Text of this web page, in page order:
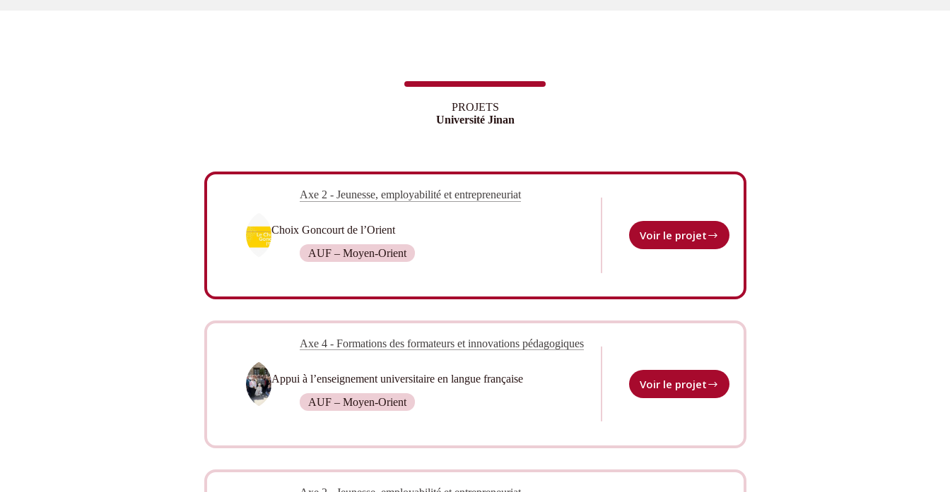
PROJETS
Université Jinan
Axe 2 - Jeunesse, employabilité et entrepreneuriat
Choix Goncourt de l’Orient
AUF – Moyen-Orient
Voir le projet
Choix
Axe 4 - Formations des formateurs et innovations pédagogiques
Appui à l’enseignement universitaire en langue française
AUF – Moyen-Orient
Voir le projet
Appui
en
française